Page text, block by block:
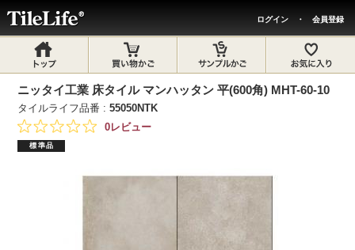
ログイン ・ 会員登録
ニッタイ工業 床タイル マンハッタン 平(600角) MHT-60-10
タイルライフ品番 :55050NTK
0レビュー
標準品